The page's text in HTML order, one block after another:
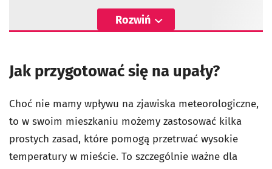
Rozwiń
Jak przygotować się na upały?
Choć nie mamy wpływu na zjawiska meteorologiczne,
to w swoim mieszkaniu możemy zastosować kilka
prostych zasad, które pomogą przetrwać wysokie
temperatury w mieście. To szczególnie ważne dla